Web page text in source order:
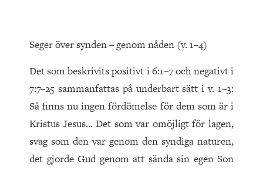
Seger över synden – genom nåden (v. 1–4)
Det som beskrivits positivt i 6:1–7 och negativt i
7:7–25 sam­manfattas på underbart sätt i v. 1–3:
Så finns nu ingen fördömelse för dem som är i
Kristus Jesus… Det som var omöjligt för lagen,
svag som den var genom den syndiga naturen,
det gjorde Gud genom att sända sin egen Son